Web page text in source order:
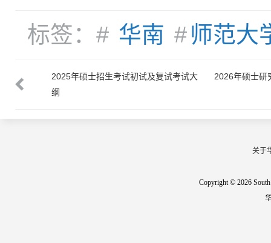
标签：# 华南 #师范大
2025年硕士招生考试初试及复试考试大
纲
2026年硕士研
关于
Copyright © 2026